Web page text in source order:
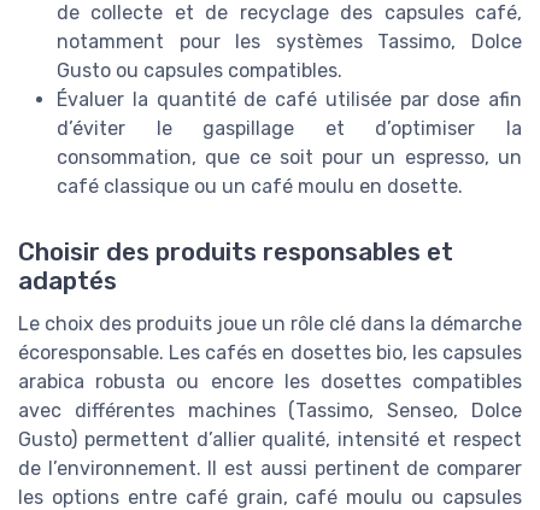
de collecte et de recyclage des capsules café,
notamment pour les systèmes Tassimo, Dolce
Gusto ou capsules compatibles.
Évaluer la quantité de café utilisée par dose afin
d’éviter le gaspillage et d’optimiser la
consommation, que ce soit pour un espresso, un
café classique ou un café moulu en dosette.
Choisir des produits responsables et
adaptés
Le choix des produits joue un rôle clé dans la démarche
écoresponsable. Les cafés en dosettes bio, les capsules
arabica robusta ou encore les dosettes compatibles
avec différentes machines (Tassimo, Senseo, Dolce
Gusto) permettent d’allier qualité, intensité et respect
de l’environnement. Il est aussi pertinent de comparer
les options entre café grain, café moulu ou capsules